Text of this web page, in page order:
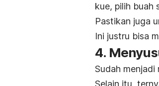
kue, pilih buah
Pastikan juga
Ini justru bisa
4.
Sudah menjadi
Selain itu,